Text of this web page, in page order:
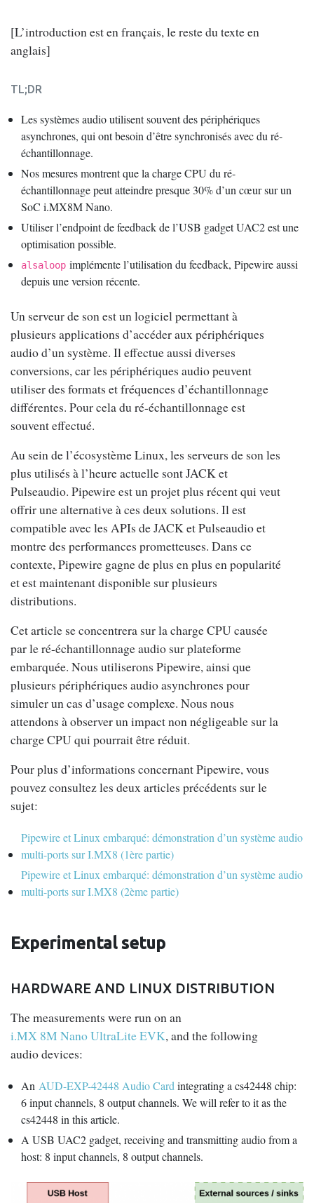
[L’introduction est en français, le reste du texte en
anglais]
TL;DR
Les systèmes audio utilisent souvent des périphériques
asynchrones, qui ont besoin d’être synchronisés avec du ré-
échantillonnage.
Nos mesures montrent que la charge CPU du ré-
échantillonnage peut atteindre presque 30% d’un cœur sur un
SoC i.MX8M Nano.
Utiliser l’endpoint de feedback de l’USB gadget UAC2 est une
optimisation possible.
alsaloop implémente l’utilisation du feedback, Pipewire aussi
depuis une version récente.
Un serveur de son est un logiciel permettant à
plusieurs applications d’accéder aux périphériques
audio d’un système. Il effectue aussi diverses
conversions, car les périphériques audio peuvent
utiliser des formats et fréquences d’échantillonnage
différentes. Pour cela du ré-échantillonnage est
souvent effectué.
Au sein de l’écosystème Linux, les serveurs de son les
plus utilisés à l’heure actuelle sont JACK et
Pulseaudio. Pipewire est un projet plus récent qui veut
offrir une alternative à ces deux solutions. Il est
compatible avec les APIs de JACK et Pulseaudio et
montre des performances prometteuses. Dans ce
contexte, Pipewire gagne de plus en plus en popularité
et est maintenant disponible sur plusieurs
distributions.
Cet article se concentrera sur la charge CPU causée
par le ré-échantillonnage audio sur plateforme
embarquée. Nous utiliserons Pipewire, ainsi que
plusieurs périphériques audio asynchrones pour
simuler un cas d’usage complexe. Nous nous
attendons à observer un impact non négligeable sur la
charge CPU qui pourrait être réduit.
Pour plus d’informations concernant Pipewire, vous
pouvez consultez les deux articles précédents sur le
sujet:
Pipewire et Linux embarqué: démonstration d’un système audio
multi-ports sur I.MX8 (1ère partie)
Pipewire et Linux embarqué: démonstration d’un système audio
multi-ports sur I.MX8 (2ème partie)
Experimental setup
HARDWARE AND LINUX DISTRIBUTION
The measurements were run on an
i.MX 8M Nano UltraLite EVK, and the following
audio devices:
An AUD-EXP-42448 Audio Cardintegrating a cs42448 chip:
6 input channels, 8 output channels. We will refer to it as the
cs42448 in this article.
A USB UAC2 gadget, receiving and transmitting audio from a
host: 8 input channels, 8 output channels.